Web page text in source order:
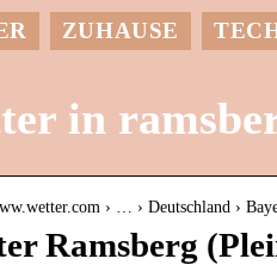
ZUHAUSE
in
› … › Deutschland ›
Ramsberg